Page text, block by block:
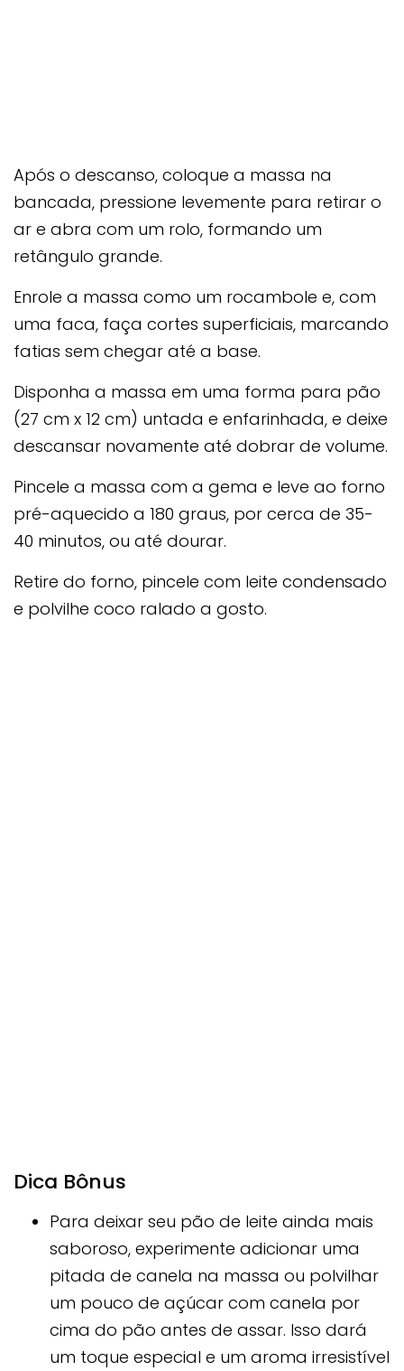
Após o descanso, coloque a massa na
bancada, pressione levemente para retirar o
ar e abra com um rolo, formando um
retângulo grande.
Enrole a massa como um rocambole e, com
uma faca, faça cortes superficiais, marcando
fatias sem chegar até a base.
Disponha a massa em uma forma para pão
(27 cm x 12 cm) untada e enfarinhada, e deixe
descansar novamente até dobrar de volume.
Pincele a massa com a gema e leve ao forno
pré-aquecido a 180 graus, por cerca de 35-
40 minutos, ou até dourar.
Retire do forno, pincele com leite condensado
e polvilhe coco ralado a gosto.
Dica Bônus
Para deixar seu pão de leite ainda mais
saboroso, experimente adicionar uma
pitada de canela na massa ou polvilhar
um pouco de açúcar com canela por
cima do pão antes de assar. Isso dará
um toque especial e um aroma irresistível